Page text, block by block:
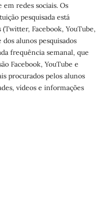
em redes sociais. Os
pesquisada está
Facebook, YouTube,
alunos pesquisados
frequência semanal, que
Facebook, YouTube e
procurados pelos alunos
vídeos e informações